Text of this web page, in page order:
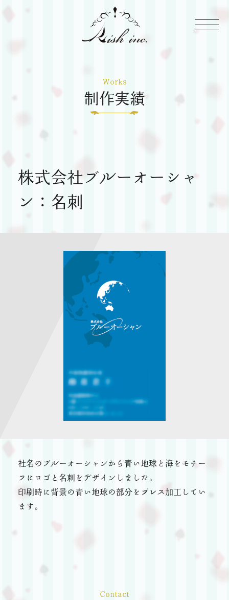
Works
制作実績
株式会社ブルーオーシャ
ン：名刺
社名のブルーオーシャンから青い地球と海をモチー
フにロゴと名刺をデザインしました。
印刷時に背景の青い地球の部分をプレス加工してい
ます。
Contact